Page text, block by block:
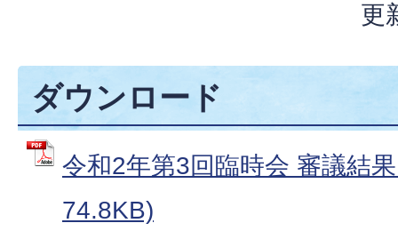
更
ダウンロード
令和2年第3回臨時会 審議結
74.8KB)